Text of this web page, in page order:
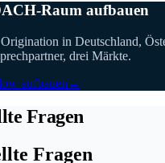
Raum aufbauen
in Deutschland,
drei Märkte.
aufbauen →
Fragen
Fragen